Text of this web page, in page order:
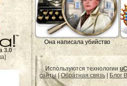
3.0
Она написала убийство
Используются технологии
сайты|Обратная связь Блог